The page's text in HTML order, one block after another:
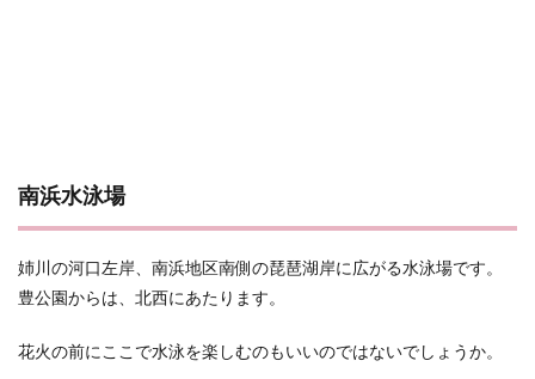
南浜水泳場
姉川の河口左岸、南浜地区南側の琵琶湖岸に広がる水泳場です。
豊公園からは、北西にあたります。
花火の前にここで水泳を楽しむのもいいのではないでしょうか。